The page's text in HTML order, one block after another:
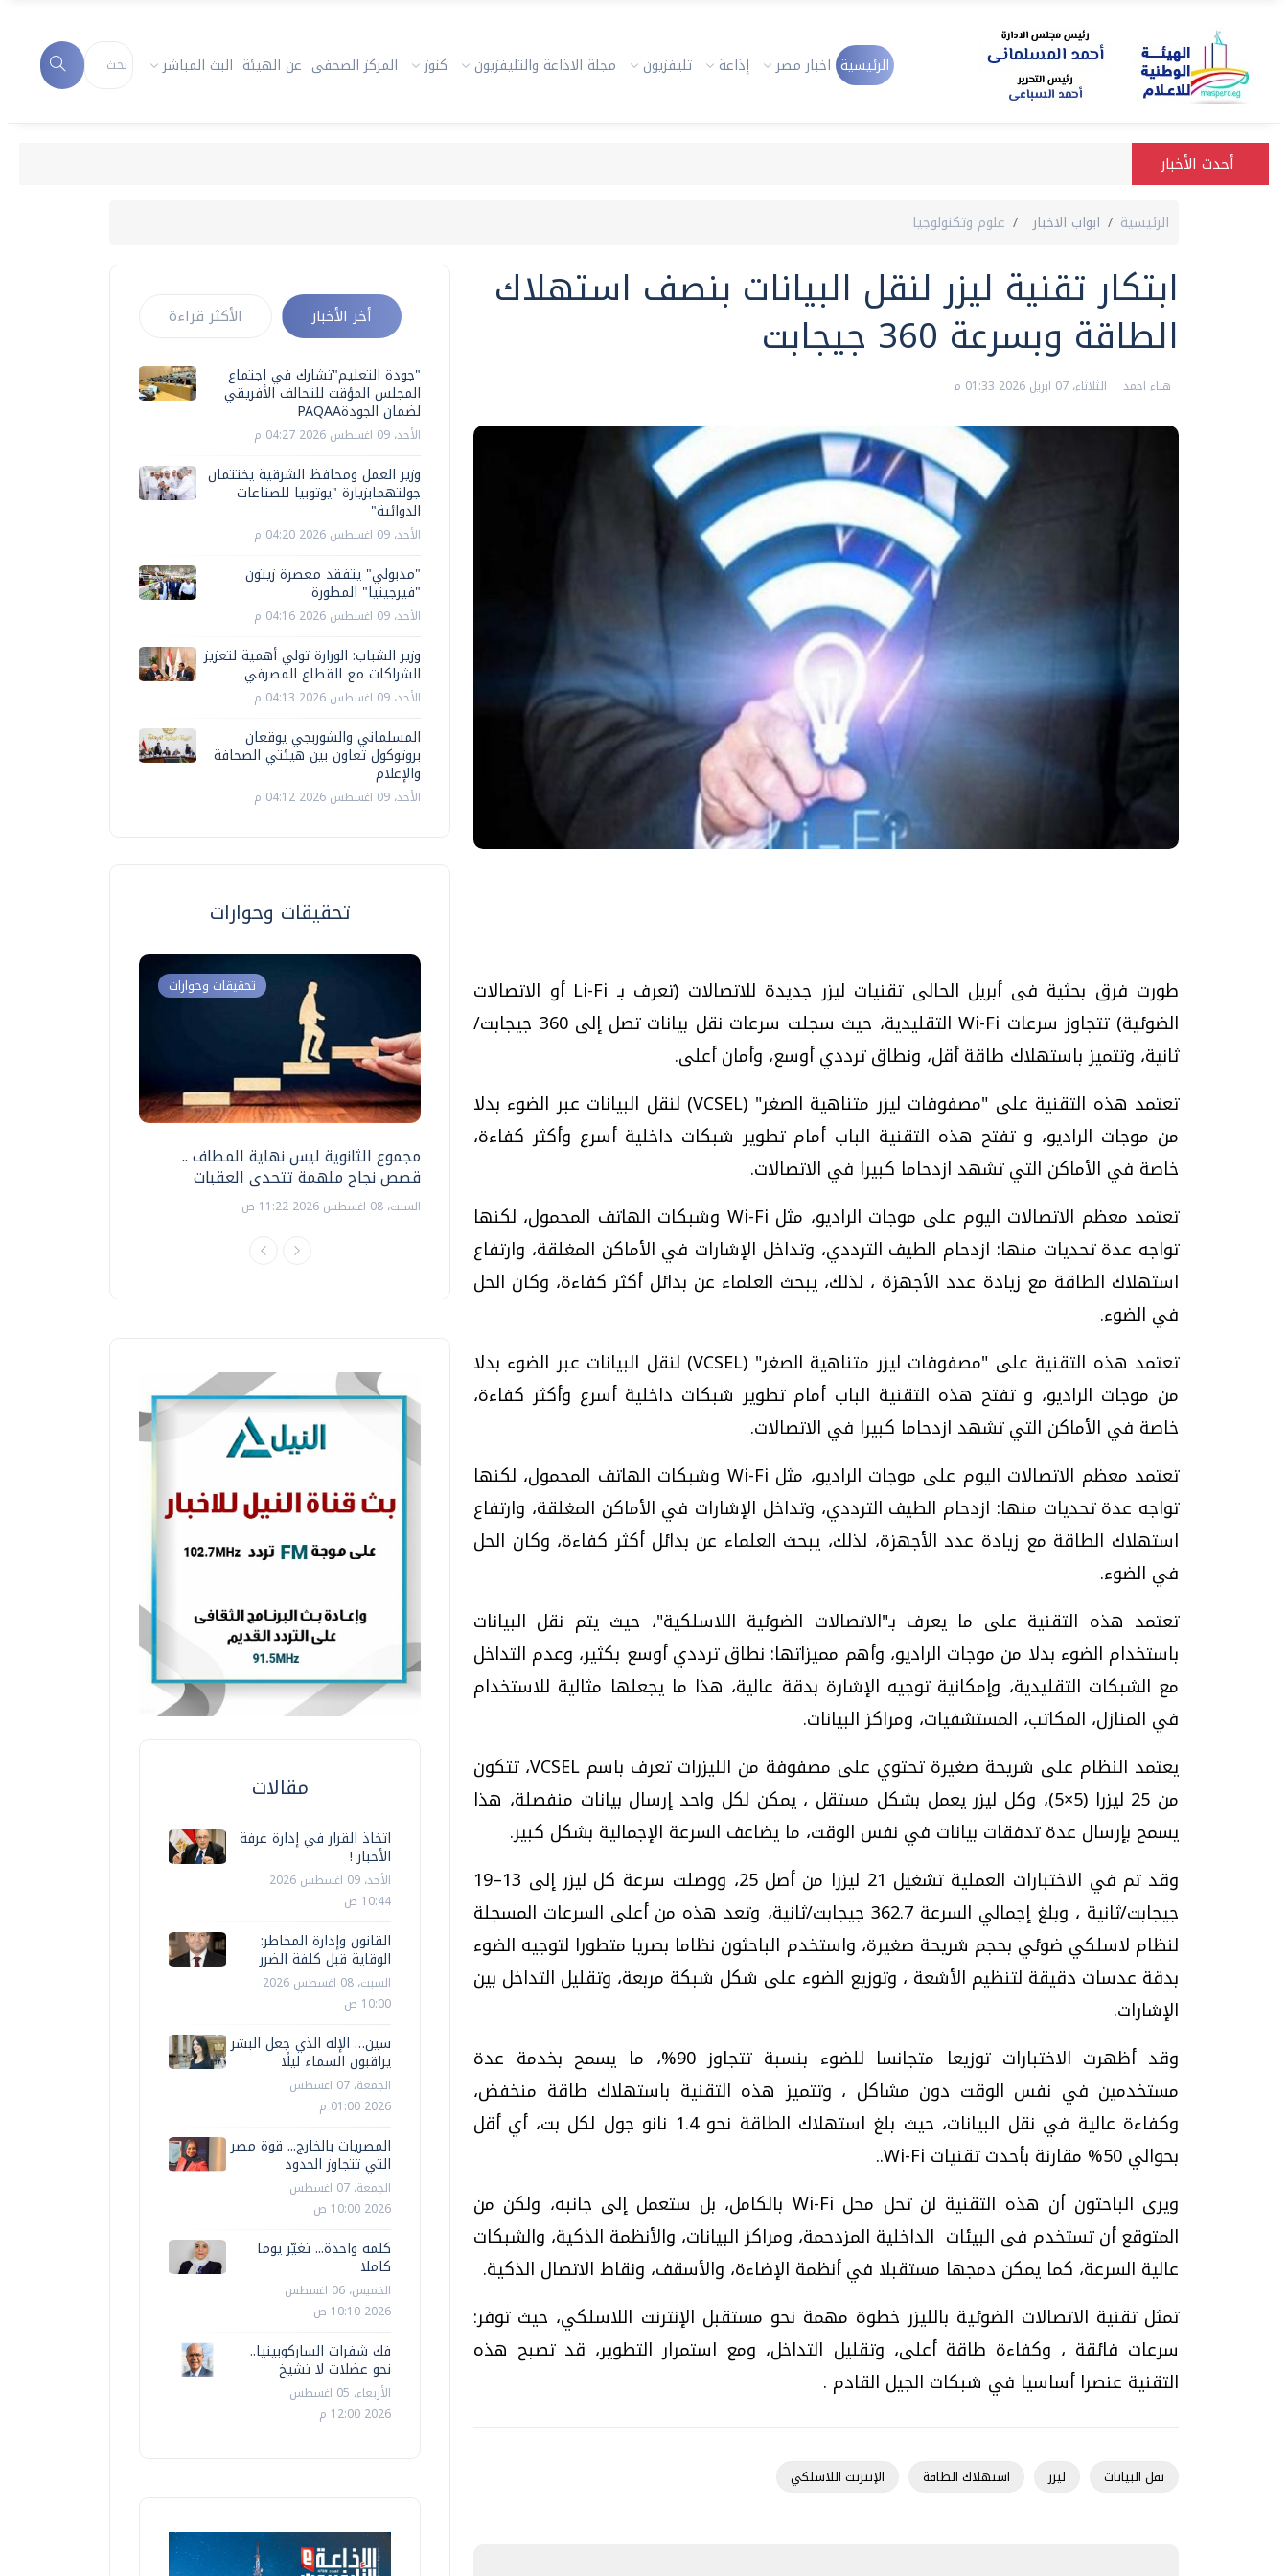
الرئيسية اخبار مصر إذاعة تليفزيون مجلة الاذاعة والتليفزيون كنوز المركز الصحفى عن الهيئة البث المباشر
أحدث الأخبار
الرئيسية ابواب الاخبار علوم وتكنولوجيا
ابتكار تقنية ليزر لنقل البيانات بنصف استهلاك
الطاقة وبسرعة 360 جيجابت
هناء احمد الثلاثاء، 07 ابريل 2026 01:33 م
طورت فرق بحثية فى أبريل الحالى تقنيات ليزر جديدة للاتصالات (تعرف بـ Li-Fi أو الاتصالات
الضوئية) تتجاوز سرعات Wi-Fi التقليدية، حيث سجلت سرعات نقل بيانات تصل إلى 360 جيجابت/
ثانية، وتتميز باستهلاك طاقة أقل، ونطاق ترددي أوسع، وأمان أعلى.
تعتمد هذه التقنية على "مصفوفات ليزر متناهية الصغر" (VCSEL) لنقل البيانات عبر الضوء بدلا
من موجات الراديو، و تفتح هذه التقنية الباب أمام تطوير شبكات داخلية أسرع وأكثر كفاءة،
خاصة في الأماكن التي تشهد ازدحاما كبيرا في الاتصالات.
تعتمد معظم الاتصالات اليوم على موجات الراديو، مثل Wi-Fi وشبكات الهاتف المحمول، لكنها
تواجه عدة تحديات منها: ازدحام الطيف الترددي، وتداخل الإشارات في الأماكن المغلقة، وارتفاع
استهلاك الطاقة مع زيادة عدد الأجهزة ، لذلك، يبحث العلماء عن بدائل أكثر كفاءة، وكان الحل
في الضوء.
تعتمد هذه التقنية على "مصفوفات ليزر متناهية الصغر" (VCSEL) لنقل البيانات عبر الضوء بدلا
من موجات الراديو، و تفتح هذه التقنية الباب أمام تطوير شبكات داخلية أسرع وأكثر كفاءة،
خاصة في الأماكن التي تشهد ازدحاما كبيرا في الاتصالات.
تعتمد معظم الاتصالات اليوم على موجات الراديو، مثل Wi-Fi وشبكات الهاتف المحمول، لكنها
تواجه عدة تحديات منها: ازدحام الطيف الترددي، وتداخل الإشارات في الأماكن المغلقة، وارتفاع
استهلاك الطاقة مع زيادة عدد الأجهزة، لذلك، يبحث العلماء عن بدائل أكثر كفاءة، وكان الحل
في الضوء.
تعتمد هذه التقنية على ما يعرف بـ"الاتصالات الضوئية اللاسلكية"، حيث يتم نقل البيانات
باستخدام الضوء بدلا من موجات الراديو، وأهم مميزاتها: نطاق ترددي أوسع بكثير، وعدم التداخل
مع الشبكات التقليدية، وإمكانية توجيه الإشارة بدقة عالية، هذا ما يجعلها مثالية للاستخدام
في المنازل، المكاتب، المستشفيات، ومراكز البيانات.
يعتمد النظام على شريحة صغيرة تحتوي على مصفوفة من الليزرات تعرف باسم VCSEL، تتكون
من 25 ليزرا (5×5)، وكل ليزر يعمل بشكل مستقل ، يمكن لكل واحد إرسال بيانات منفصلة، هذا
يسمح بإرسال عدة تدفقات بيانات في نفس الوقت، ما يضاعف السرعة الإجمالية بشكل كبير.
وقد تم في الاختبارات العملية تشغيل 21 ليزرا من أصل 25، ووصلت سرعة كل ليزر إلى 13–19
جيجابت/ثانية ، وبلغ إجمالي السرعة 362.7 جيجابت/ثانية، وتعد هذه من أعلى السرعات المسجلة
لنظام لاسلكي ضوئي بحجم شريحة صغيرة، واستخدم الباحثون نظاما بصريا متطورا لتوجيه الضوء
بدقة عدسات دقيقة لتنظيم الأشعة ، وتوزيع الضوء على شكل شبكة مربعة، وتقليل التداخل بين
الإشارات.
وقد أظهرت الاختبارات توزيعا متجانسا للضوء بنسبة تتجاوز 90%، ما يسمح بخدمة عدة
مستخدمين في نفس الوقت دون مشاكل ، وتتميز هذه التقنية باستهلاك طاقة منخفض،
وكفاءة عالية في نقل البيانات، حيث بلغ استهلاك الطاقة نحو 1.4 نانو جول لكل بت، أي أقل
بحوالي 50% مقارنة بأحدث تقنيات Wi-Fi..
ويرى الباحثون أن هذه التقنية لن تحل محل Wi-Fi بالكامل، بل ستعمل إلى جانبه، ولكن من
المتوقع أن تستخدم فى البيئات الداخلية المزدحمة، ومراكز البيانات، والأنظمة الذكية، والشبكات
عالية السرعة، كما يمكن دمجها مستقبلا في أنظمة الإضاءة، والأسقف، ونقاط الاتصال الذكية.
تمثل تقنية الاتصالات الضوئية بالليزر خطوة مهمة نحو مستقبل الإنترنت اللاسلكي، حيث توفر:
سرعات فائقة ، وكفاءة طاقة أعلى، وتقليل التداخل، ومع استمرار التطوير، قد تصبح هذه
التقنية عنصرا أساسيا في شبكات الجيل القادم .
نقل البيانات ليزر اسنهلاك الطاقة الإنترنت اللاسلكي
أخر الأخبار الأكثر قراءة
"جودة التعليم"تشارك في اجتماع
المجلس المؤقت للتحالف الأفريقي
لضمان الجودةPAQAA
الأحد، 09 اغسطس 2026 04:27 م
وزير العمل ومحافظ الشرقية يختتمان
جولتهمابزيارة "يوتوبيا للصناعات
الدوائية"
الأحد، 09 اغسطس 2026 04:20 م
"مدبولي" يتفقد معصرة زيتون
"فيرجينيا" المطورة
الأحد، 09 اغسطس 2026 04:16 م
وزير الشباب: الوزارة تولي أهمية لتعزيز
الشراكات مع القطاع المصرفي
الأحد، 09 اغسطس 2026 04:13 م
المسلماني والشوربجي يوقعان
بروتوكول تعاون بين هيئتي الصحافة
والإعلام
الأحد، 09 اغسطس 2026 04:12 م
تحقيقات وحوارات
تحقيقات وحوارات
مجموع الثانوية ليس نهاية المطاف ..
قصص نجاح ملهمة تتحدى العقبات
السبت، 08 اغسطس 2026 11:22 ص
تحقيقات وحوارات
بعد إشعارات "جوجل" .. هل يمكن التنبوء
الثلاثاء، 04 اغسطس 2026 04:04 م
تحقيقات وحوارات
دليلك للتنسيق الجامعي .. تساؤلات
وإجابات
تحقيقات وحوارات
فيديو.. الإعلام الرقمي.. تقنيات واعدة
وتحديات هائلة
مقالات
اتخاذ القرار في إدارة غرفة
الأخبار !
الأحد، 09 اغسطس 2026
10:44 ص
القانون وإدارة المخاطر:
الوقاية قبل كلفة الضرر
السبت، 08 اغسطس 2026
10:00 ص
سين… الإله الذي جعل البشر
يراقبون السماء ليلًا
الجمعة، 07 اغسطس
2026 01:00 م
المصريات بالخارج... قوة مصر
التي تتجاوز الحدود
الجمعة، 07 اغسطس
2026 10:00 ص
كلمة واحدة... تغيّر يوما
كاملا
الخميس، 06 اغسطس
2026 10:10 ص
فك شفرات الساركوبينيا..
نحو عضلات لا تشيخ
الأربعاء، 05 اغسطس
2026 12:00 م